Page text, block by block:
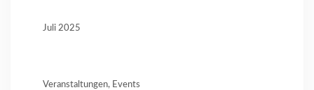
Juli 2025
Veranstaltungen, Events